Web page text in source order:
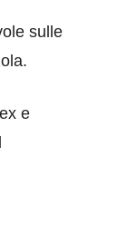
sulle
e